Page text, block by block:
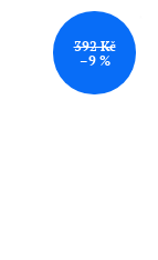
392 Kč
–9 %